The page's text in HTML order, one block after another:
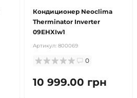
Кондиционер Neoclima
Therminator Inverter
09EHXIw1
Артикул: 800069
0
10 999.00 грн